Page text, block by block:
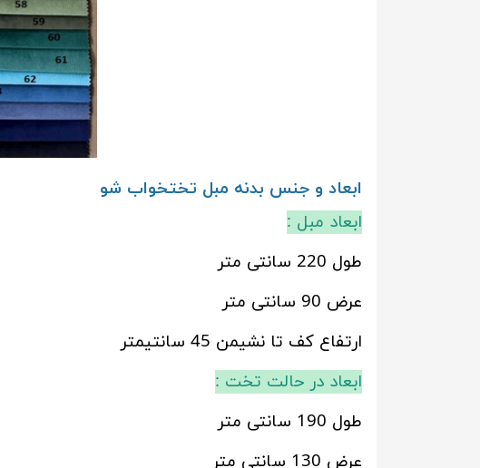
ابعاد و جنس بدنه مبل تختخواب شو
ابعاد مبل :
طول 220 سانتی متر
عرض 90 سانتی متر
ارتفاع کف تا نشیمن 45 سانتیمتر
ابعاد در حالت تخت :
طول 190 سانتی متر
عرض 130 سانتی متر